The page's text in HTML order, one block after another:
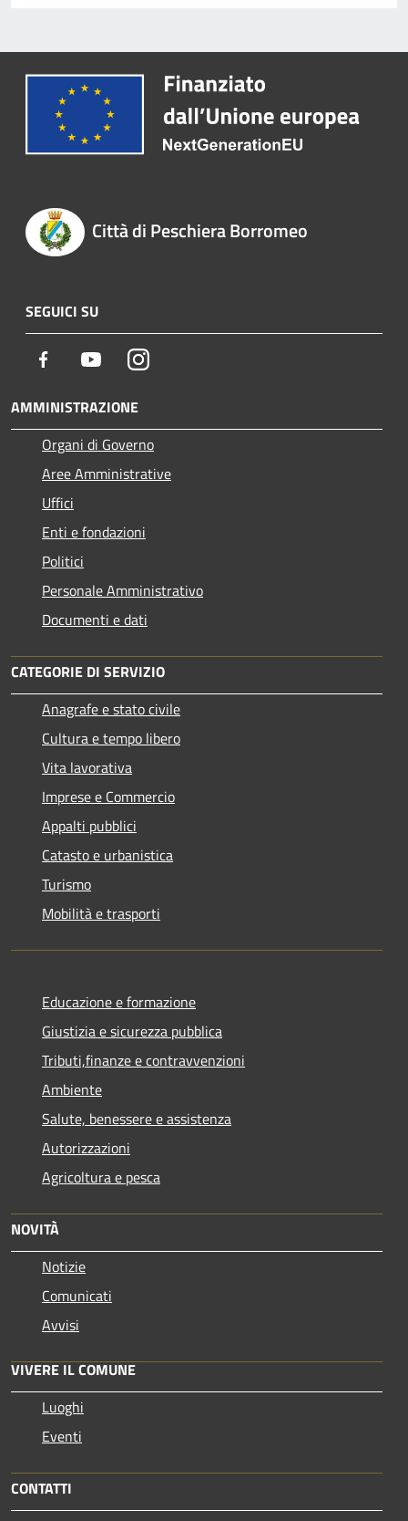
Città di Peschiera Borromeo
SEGUICI SU
Facebook YoutubeInstagram
AMMINISTRAZIONE
Organi di Governo
Aree Amministrative
Uffici
Enti e fondazioni
Politici
Personale Amministrativo
Documenti e dati
CATEGORIE DI SERVIZIO
Anagrafe e stato civile
Cultura e tempo libero
Vita lavorativa
Imprese e Commercio
Appalti pubblici
Catasto e urbanistica
Turismo
Mobilità e trasporti
Educazione e formazione
Giustizia e sicurezza pubblica
Tributi,finanze e contravvenzioni
Ambiente
Salute, benessere e assistenza
Autorizzazioni
Agricoltura e pesca
NOVITÀ
Notizie
Comunicati
Avvisi
VIVERE IL COMUNE
Luoghi
Eventi
CONTATTI